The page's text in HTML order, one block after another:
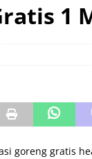
1
goreng gratis